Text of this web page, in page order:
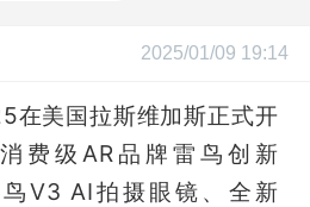
2025/01/09 19:14
在美国拉斯维加斯正式开
费级AR品牌雷鸟创新
V3 AI拍摄眼镜、全新